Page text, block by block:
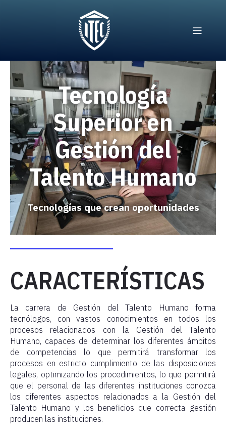
Tecnología
Superior en
Gestión del
Talento Humano
Tecnologías que crean oportunidades
CARACTERÍSTICAS
La carrera de Gestión del Talento Humano forma
tecnólogos, con vastos conocimientos en todos los
procesos relacionados con la Gestión del Talento
Humano, capaces de determinar los diferentes ámbitos
de competencias lo que permitirá transformar los
procesos en estricto cumplimiento de las disposiciones
legales, optimizando los procedimientos, lo que permitirá
que el personal de las diferentes instituciones conozca
los diferentes aspectos relacionados a la Gestión del
Talento Humano y los beneficios que correcta gestión
producen las instituciones.